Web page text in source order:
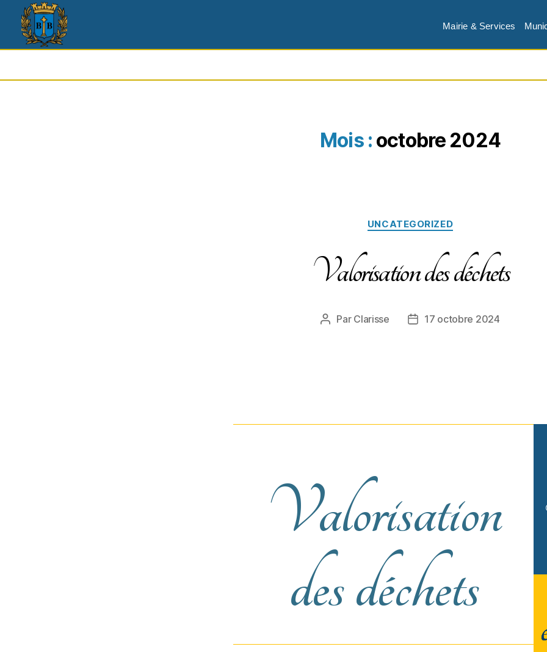
Mairie & Services
Mois : octobre 2024
UNCATEGORIZED
Valorisation des déchets
Par Clarisse 17 octobre 2024
Valorisation
des déchets